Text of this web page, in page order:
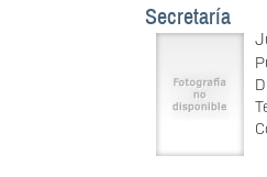
Secretaría